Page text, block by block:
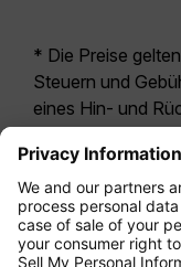
* Die Preise
Steuern und
eines Hin- und
letzten 24
möglicherweise
Economy Class
sich i.d.R. um
Tarifoption. Es